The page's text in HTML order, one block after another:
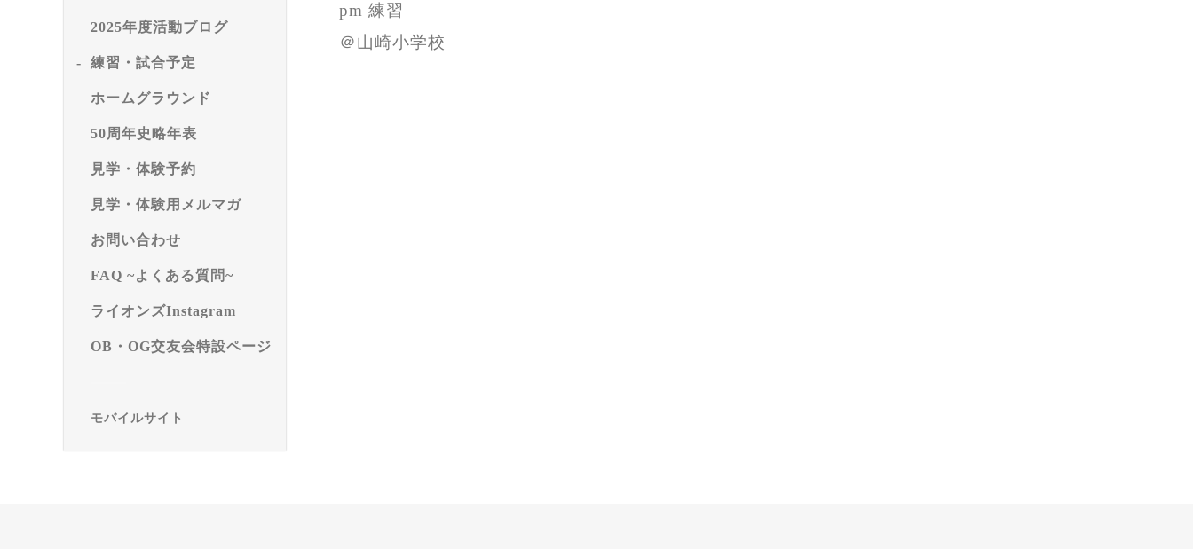
2025年度活動ブログ
練習・試合予定
ホームグラウンド
50周年史略年表
見学・体験予約
見学・体験用メルマガ
お問い合わせ
FAQ ~よくある質問~
ライオンズInstagram
OB・OG交友会特設ページ
モバイルサイト
pm 練習
＠山崎小学校